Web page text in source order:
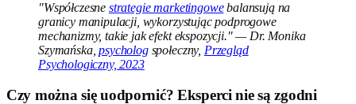
"Współczesne strategie marketingowebalansują na
granicy manipulacji, wykorzystując podprogowe
mechanizmy, takie jak efekt ekspozycji." — Dr. Monika
Szymańska,psychologspołeczny, Przegląd
Psychologiczny, 2023
Czy można się uodpornić? Eksperci nie są zgodni